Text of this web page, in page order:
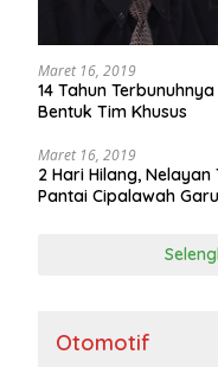
Maret 16, 2019
14 Tahun
Bentuk Tim Khusus
Maret 16, 2019
2 Hari Hilang,
Pantai Cipalawah
Otomotif